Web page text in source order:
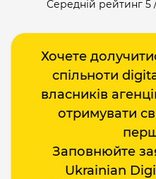
Середній рейтинг 5/
Хочете
спільноти
власників
отримувати
Заповнюйте
Ukrainian